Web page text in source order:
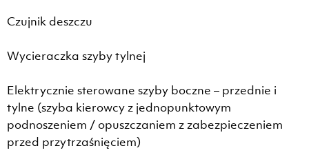
Czujnik deszczu
Wycieraczka szyby tylnej
Elektrycznie sterowane szyby boczne – przednie i
tylne (szyba kierowcy z jednopunktowym
podnoszeniem / opuszczaniem z zabezpieczeniem
przed przytrzaśnięciem)